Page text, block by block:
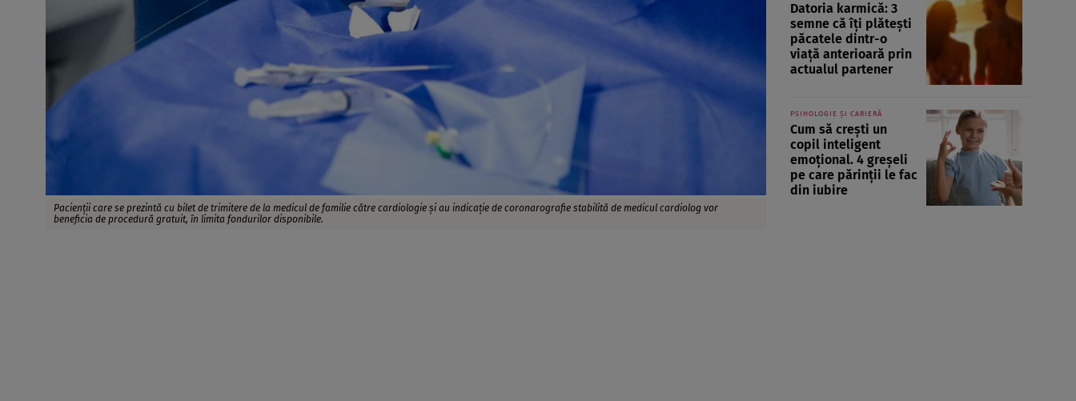
Pacienții care se prezintă cu bilet de trimitere de la medicul de familie către cardiologie și au indicație de coronarografie stabilită de medicul cardiolog vor
beneficia de procedură gratuit, în limita fondurilor disponibile.
Datoria karmică: 3
semne că îți plătești
păcatele dintr-o
viață anterioară prin
actualul partener
PSIHOLOGIE ȘI CARIERĂ
Cum să crești un
copil inteligent
emoțional. 4 greșeli
pe care părinții le fac
din iubire